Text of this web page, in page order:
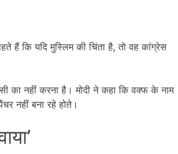
हैं कि यदि मुस्लिम की चिंता है, तो वह कांग्रेस
का नहीं करना है। मोदी ने कहा कि वक्फ के नाम
नहीं बना रहे होते।